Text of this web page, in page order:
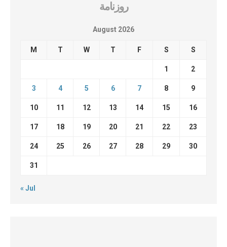
روزنامة
August 2026
M T W T F S S
1 2
3 4 5 6 7 8 9
10 11 12 13 14 15 16
17 18 19 20 21 22 23
24 25 26 27 28 29 30
31
« Jul